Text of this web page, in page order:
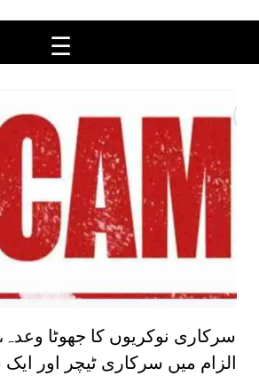
سرکاری نوکریوں کا جھوٹا
الزام میں سرکاری ٹیچر اور